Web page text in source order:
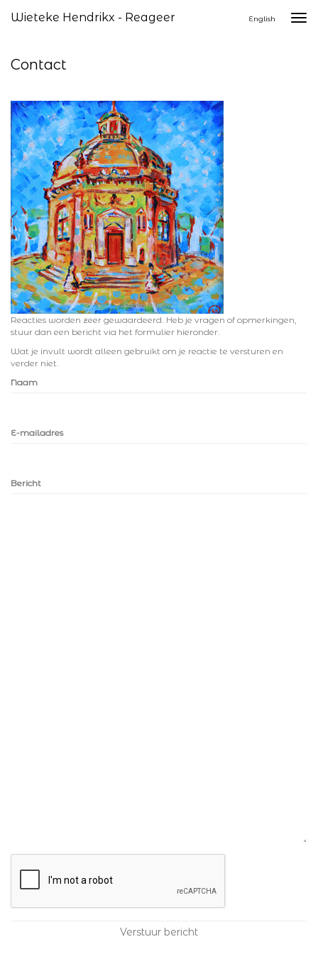
Wieteke Hendrikx - Reageer English
Contact
Reacties worden zeer gewaardeerd. Heb je vragen of opmerkingen,
stuur dan een bericht via het formulier hieronder.
Wat je invult wordt alleen gebruikt om je reactie te versturen en
verder niet.
Naam
E-mailadres
Bericht